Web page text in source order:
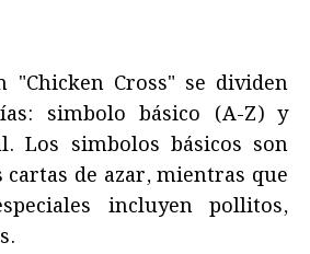
"Chicken Cross" se dividen
simbolo básico (A-Z) y
Los simbolos básicos son
de azar, mientras que
incluyen pollitos,